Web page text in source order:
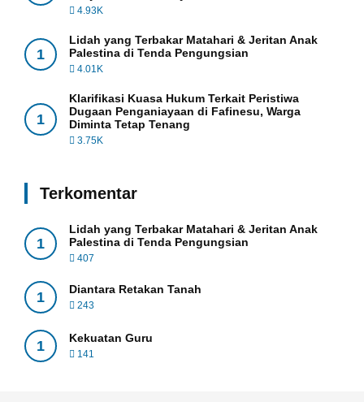
4.93K
1
Lidah yang Terbakar Matahari & Jeritan Anak
Palestina di Tenda Pengungsian
4.01K
1
Klarifikasi Kuasa Hukum Terkait Peristiwa
Dugaan Penganiayaan di Fafinesu, Warga
Diminta Tetap Tenang
3.75K
Terkomentar
1
Lidah yang Terbakar Matahari & Jeritan Anak
Palestina di Tenda Pengungsian
407
1 Diantara Retakan Tanah
243
1 Kekuatan Guru
141